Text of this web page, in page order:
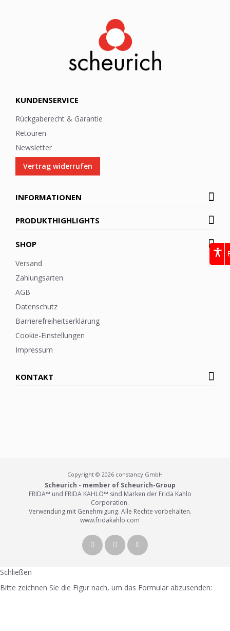
KUNDENSERVICE
Rückgaberecht & Garantie
Retouren
Newsletter
Vertrag widerrufen
INFORMATIONEN
PRODUKTHIGHLIGHTS
SHOP
Versand
Zahlungsarten
AGB
Datenschutz
Barrierefreiheitserklärung
Cookie-Einstellungen
Impressum
KONTAKT
Copyright © 2026 constancy GmbH
Scheurich - member of Scheurich-Group
FRIDA™ und FRIDA KAHLO™ sind Marken der Frida Kahlo
Corporation.
Verwendung mit Genehmigung. Alle Rechte vorbehalten.
www.fridakahlo.com
Schließen
Bitte zeichnen Sie die Figur nach, um das Formular abzusenden: